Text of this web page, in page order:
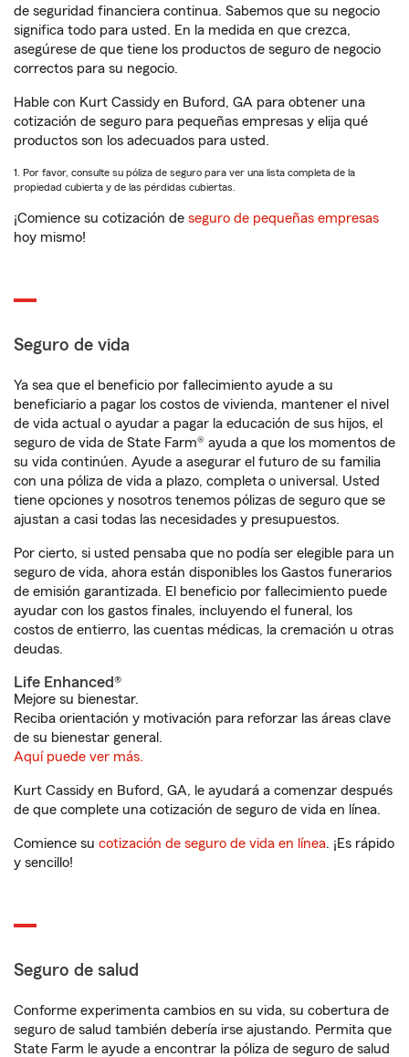
de seguridad financiera continua. Sabemos que su negocio
significa todo para usted. En la medida en que crezca,
asegúrese de que tiene los productos de seguro de negocio
correctos para su negocio.
Hable con Kurt Cassidy en Buford, GA para obtener una
cotización de seguro para pequeñas empresas y elija qué
productos son los adecuados para usted.
1. Por favor, consulte su póliza de seguro para ver una lista completa de la
propiedad cubierta y de las pérdidas cubiertas.
¡Comience su cotización de seguro de pequeñas empresas
hoy mismo!
Seguro de vida
Ya sea que el beneficio por fallecimiento ayude a su
beneficiario a pagar los costos de vivienda, mantener el nivel
de vida actual o ayudar a pagar la educación de sus hijos, el
seguro de vida de State Farm® ayuda a que los momentos de
su vida continúen. Ayude a asegurar el futuro de su familia
con una póliza de vida a plazo, completa o universal. Usted
tiene opciones y nosotros tenemos pólizas de seguro que se
ajustan a casi todas las necesidades y presupuestos.
Por cierto, si usted pensaba que no podía ser elegible para un
seguro de vida, ahora están disponibles los Gastos funerarios
de emisión garantizada. El beneficio por fallecimiento puede
ayudar con los gastos finales, incluyendo el funeral, los
costos de entierro, las cuentas médicas, la cremación u otras
deudas.
Life Enhanced®
Mejore su bienestar.
Reciba orientación y motivación para reforzar las áreas clave
de su bienestar general.
Aquí puede ver más.
Kurt Cassidy en Buford, GA, le ayudará a comenzar después
de que complete una cotización de seguro de vida en línea.
Comience su cotización de seguro de vida en línea. ¡Es rápido
y sencillo!
Seguro de salud
Conforme experimenta cambios en su vida, su cobertura de
seguro de salud también debería irse ajustando. Permita que
State Farm le ayude a encontrar la póliza de seguro de salud